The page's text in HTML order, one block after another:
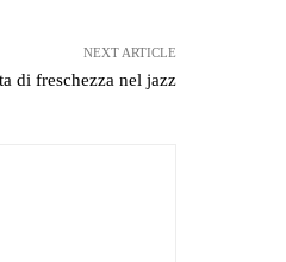
NEXT ARTICLE
di freschezza nel jazz